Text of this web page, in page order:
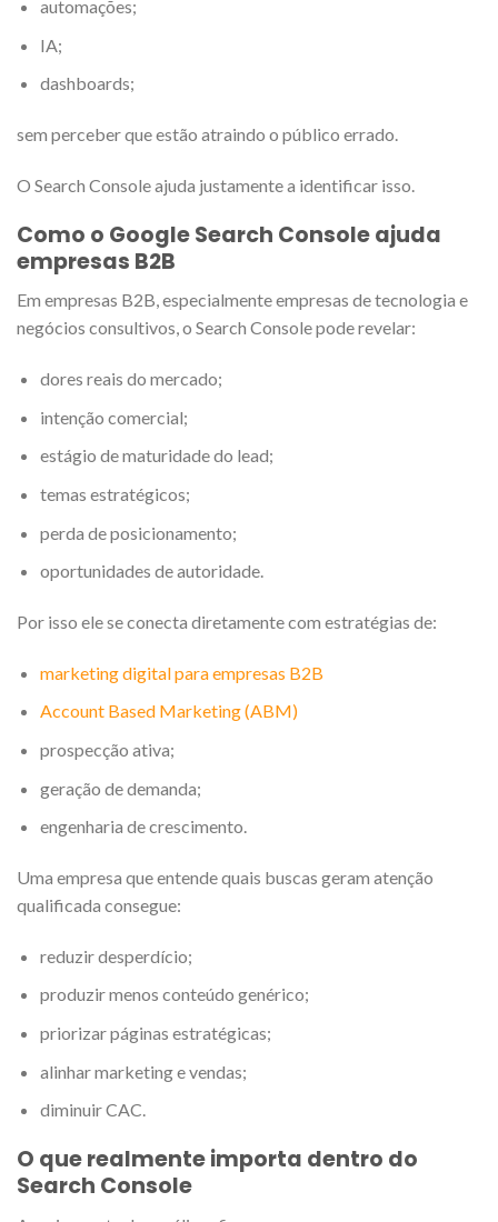
automações;
IA;
dashboards;
sem perceber que estão atraindo o público errado.
O Search Console ajuda justamente a identificar isso.
Como o Google Search Console ajuda
empresas B2B
Em empresas B2B, especialmente empresas de tecnologia e
negócios consultivos, o Search Console pode revelar:
dores reais do mercado;
intenção comercial;
estágio de maturidade do lead;
temas estratégicos;
perda de posicionamento;
oportunidades de autoridade.
Por isso ele se conecta diretamente com estratégias de:
marketing digital para empresas B2B
Account Based Marketing (ABM)
prospecção ativa;
geração de demanda;
engenharia de crescimento.
Uma empresa que entende quais buscas geram atenção
qualificada consegue:
reduzir desperdício;
produzir menos conteúdo genérico;
priorizar páginas estratégicas;
alinhar marketing e vendas;
diminuir CAC.
O que realmente importa dentro do
Search Console